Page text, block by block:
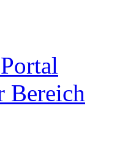
Bereich